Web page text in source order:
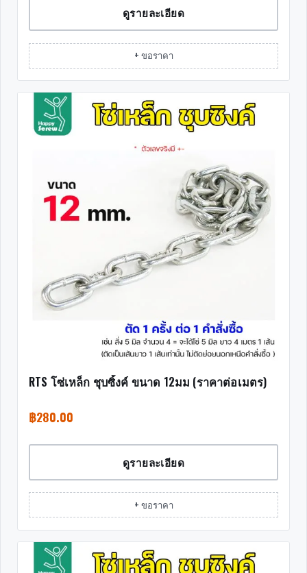
ดูรายละเอียด
+ ขอราคา
RTS โซ่เหล็ก ชุบซิ้งค์ ขนาด 12มม (ราคาต่อเมตร)
฿280.00
ดูรายละเอียด
+ ขอราคา